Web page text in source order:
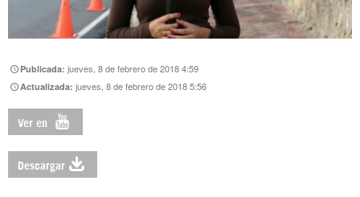
Publicada:jueves, 8 de febrero de 2018 4:59
Actualizada:jueves, 8 de febrero de 2018 5:56
Ver en
Descargar